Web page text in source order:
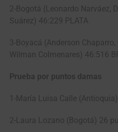
2-Bogotá (Leonardo Narváez,
Suárez) 46:229 PLATA
3-Boyacá (Anderson
Wilman Colmenares) 46:516
Prueba por puntos damas
1-María Luisa Calle
2-Laura Lozano (Bogotá) 26